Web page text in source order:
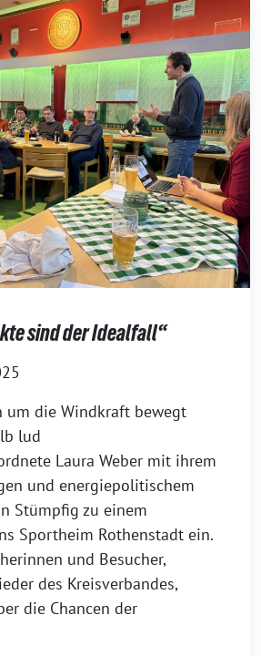
sind der Idealfall“
um die Windkraft bewegt
lud
Laura Weber mit ihrem
und energiepolitischem
Stümpfig zu einem
Sportheim Rothenstadt ein.
und Besucher,
des Kreisverbandes,
die Chancen der